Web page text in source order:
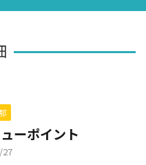
ーポイント
27